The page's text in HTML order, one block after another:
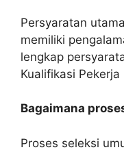
Persyaratan
memiliki
lengkap
Kualifikasi
Bagaimana
Proses seleksi